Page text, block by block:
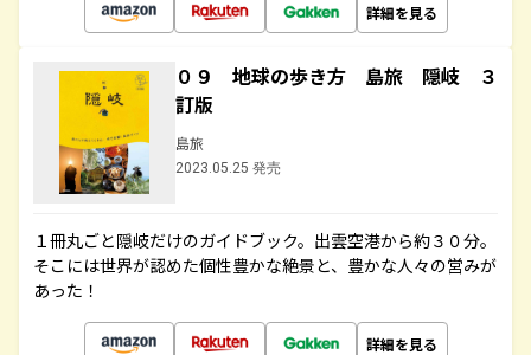
詳細を見る
０９ 地球の歩き方 島旅 隠岐 ３
訂版
島旅
2023.05.25 発売
１冊丸ごと隠岐だけのガイドブック。出雲空港から約３０分。
そこには世界が認めた個性豊かな絶景と、豊かな人々の営みが
あった！
詳細を見る